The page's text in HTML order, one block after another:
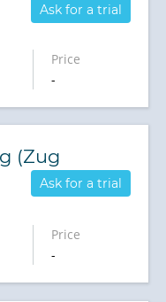
Ask for a trial
Price
-
(Zug
Ask for a trial
Price
-